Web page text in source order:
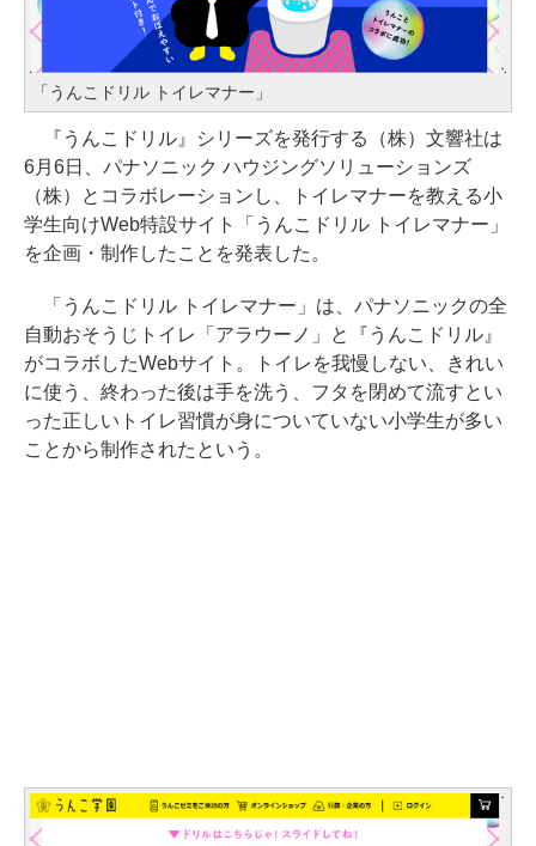
「うんこドリル トイレマナー」
『うんこドリル』シリーズを発行する（株）⽂響社は
6月6日、パナソニック ハウジングソリューションズ
（株）とコラボレーションし、トイレマナーを教える⼩
学⽣向けWeb特設サイト「うんこドリル トイレマナー」
を企画・制作したことを発表した。
「うんこドリル トイレマナー」は、パナソニックの全
自動おそうじトイレ「アラウーノ」と『うんこドリル』
がコラボしたWebサイト。トイレを我慢しない、きれい
に使う、終わった後は⼿を洗う、フタを閉めて流すとい
った正しいトイレ習慣が身についていない⼩学⽣が多い
ことから制作されたという。